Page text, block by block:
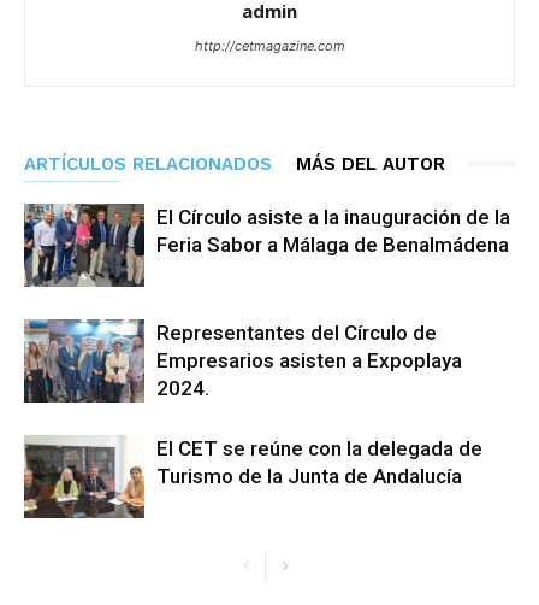
admin
http://cetmagazine.com
ARTÍCULOS RELACIONADOS MÁS DEL AUTOR
El Círculo asiste a la inauguración de la
Feria Sabor a Málaga de Benalmádena
Representantes del Círculo de
Empresarios asisten a Expoplaya
2024.
El CET se reúne con la delegada de
Turismo de la Junta de Andalucía